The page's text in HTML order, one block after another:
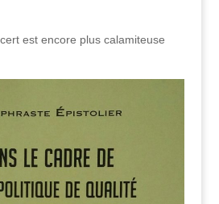
est encore plus calamiteuse